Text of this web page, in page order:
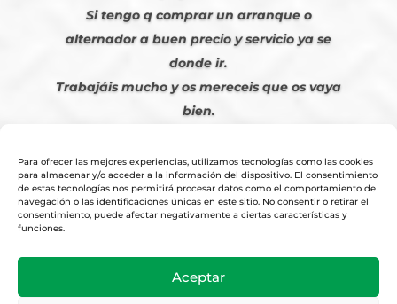
Para ofrecer las mejores experiencias, utilizamos tecnologías como las cookies
para almacenar y/o acceder a la información del dispositivo. El consentimiento
de estas tecnologías nos permitirá procesar datos como el comportamiento de
navegación o las identificaciones únicas en este sitio. No consentir o retirar el
consentimiento, puede afectar negativamente a ciertas características y
funciones.
Aceptar
Si tengo q comprar un arranque o
alternador a buen precio y servicio ya se
donde ir.
Trabajáis mucho y os mereceis que os vaya
bien.
Condiciones Venta Online
Diseño y Posicionamiento Web,Agencia web-espana.es